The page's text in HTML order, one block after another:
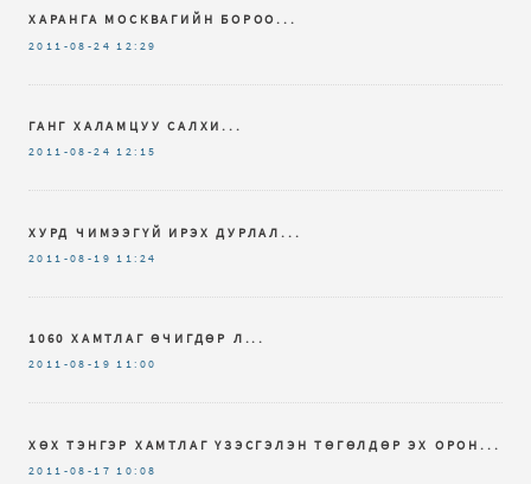
ХАРАНГА МОСКВАГИЙН БОРОО...
2011-08-24 12:29
ГАНГ ХАЛАМЦУУ САЛХИ...
2011-08-24 12:15
ХУРД ЧИМЭЭГҮЙ ИРЭХ ДУРЛАЛ...
2011-08-19 11:24
1060 ХАМТЛАГ ӨЧИГДӨР Л...
2011-08-19 11:00
ХӨХ ТЭНГЭР ХАМТЛАГ ҮЗЭСГЭЛЭН ТӨГӨЛДӨР ЭХ ОРОН...
2011-08-17 10:08